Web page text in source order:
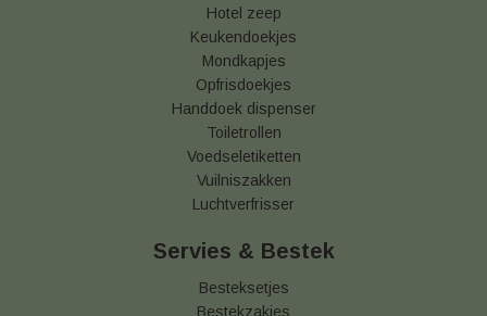
Hotel zeep
Keukendoekjes
Mondkapjes
Opfrisdoekjes
Handdoek dispenser
Toiletrollen
Voedseletiketten
Vuilniszakken
Luchtverfrisser
Servies & Bestek
Besteksetjes
Bestekzakjes